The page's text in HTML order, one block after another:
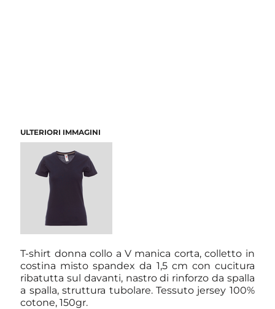
ULTERIORI IMMAGINI
T-shirt donna collo a V manica corta, colletto in
costina misto spandex da 1,5 cm con cucitura
ribatutta sul davanti, nastro di rinforzo da spalla
a spalla, struttura tubolare. Tessuto jersey 100%
cotone, 150gr.